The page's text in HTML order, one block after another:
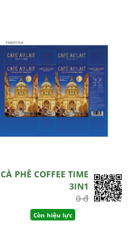
CÀ PHÊ COFFEE TIME
3IN1
0 đ
Còn hiệu lực